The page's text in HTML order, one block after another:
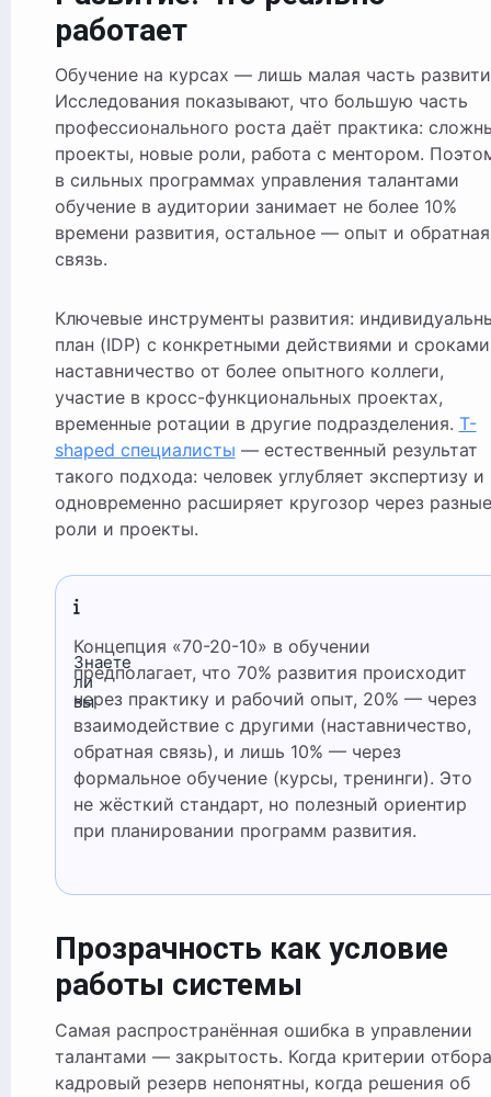
работает
Обучение на курсах — лишь малая часть
Исследования показывают, что большую часть
профессионального роста даёт практика:
проекты, новые роли, работа с ментором.
в сильных программах управления талантами
обучение в аудитории занимает не более 10%
времени развития, остальное — опыт и обратная
связь.
Ключевые инструменты развития:
план (IDP) с конкретными действиями и
наставничество от более опытного коллеги,
участие в кросс-функциональных проектах,
временные ротации в другие подразделения. T-
shaped специалисты — естественный результат
такого подхода: человек углубляет экспертизу и
одновременно расширяет кругозор через разные
роли и проекты.
Знаете
ли
вы
Концепция «70-20-10» в обучении
предполагает, что 70% развития происходит
через практику и рабочий опыт, 20% — через
взаимодействие с другими (наставничество,
обратная связь), и лишь 10% — через
формальное обучение (курсы, тренинги). Это
не жёсткий стандарт, но полезный ориентир
при планировании программ развития.
Прозрачность как условие
работы системы
Самая распространённая ошибка в управлении
талантами — закрытость. Когда критерии
кадровый резерв непонятны, когда решения об